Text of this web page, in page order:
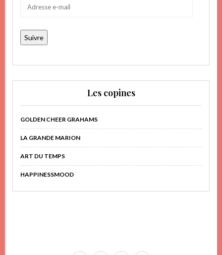
Suivre
Les copines
GOLDEN CHEER GRAHAMS
LA GRANDE MARION
ART DU TEMPS
HAPPINESSMOOD